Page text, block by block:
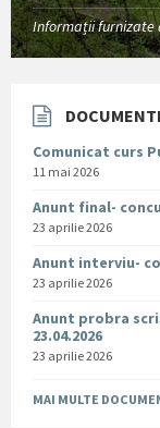
Informații furnizate
Comunicat curs
11 mai 2026
Anunt final-
23 aprilie 2026
Anunt interviu-
23 aprilie 2026
Anunt probra
23.04.2026
23 aprilie 2026
MAI MULTE